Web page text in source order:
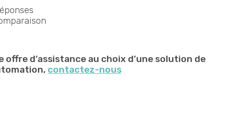
offre d’assistance au choix d’une solution de
contactez-nous